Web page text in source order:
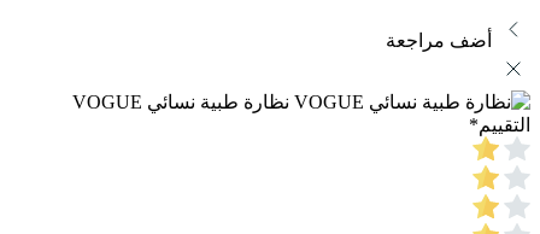
أضف مراجعة
نظارة طبية نسائي VOGUE
التقييم*